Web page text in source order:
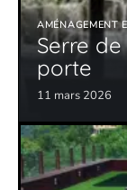
AMÉNAGEMENT
Serre
porte
11 mars 2026